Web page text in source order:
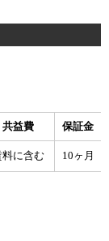
共益費 保証金
料に含む 10ヶ月